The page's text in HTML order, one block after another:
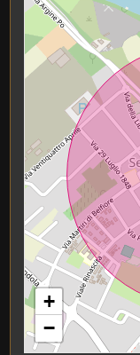
+
−